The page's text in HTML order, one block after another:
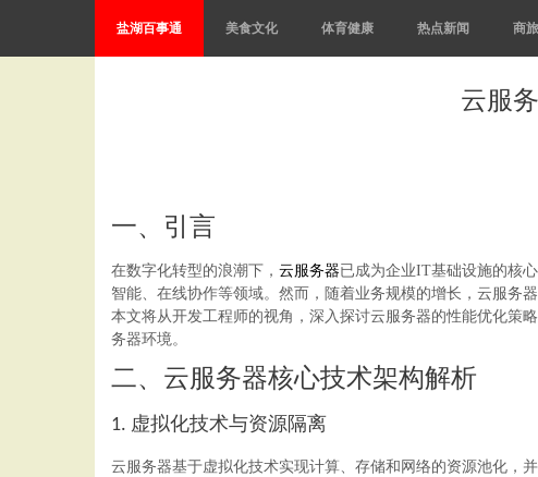
盐湖百事通 美食文化 体育健康 热点新闻 商
云服
一、引言
在数字化转型的浪潮下， 云服务器已成为企业IT基础设施的核
智能、在线协作等领域。然而，随着业务规模的增长，云服务
本文将从开发工程师的视角，深入探讨云服务器的性能优化策
务器环境。
二、云服务器核心技术架构解析
1. 虚拟化技术与资源隔离
云服务器基于虚拟化技术实现计算、存储和网络的资源池化，